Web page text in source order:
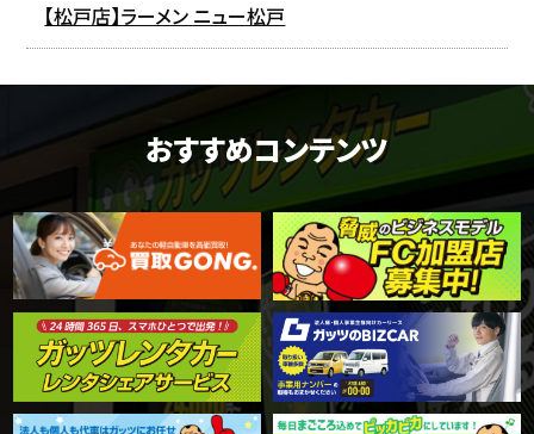
【松戸店】ラーメン ニュー松戸
おすすめコンテンツ